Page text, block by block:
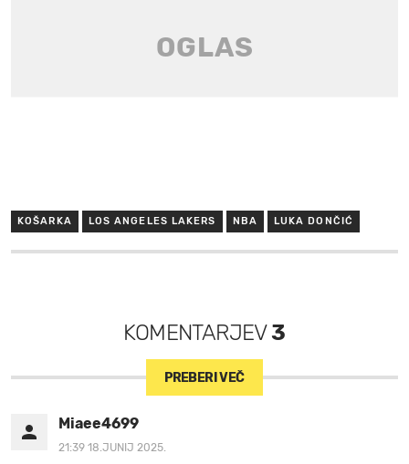
KOŠARKA LOS ANGELES LAKERS NBA LUKA DONČIĆ
KOMENTARJEV3
PREBERI VEČ
Miaee4699
21:39 18.JUNIJ 2025.